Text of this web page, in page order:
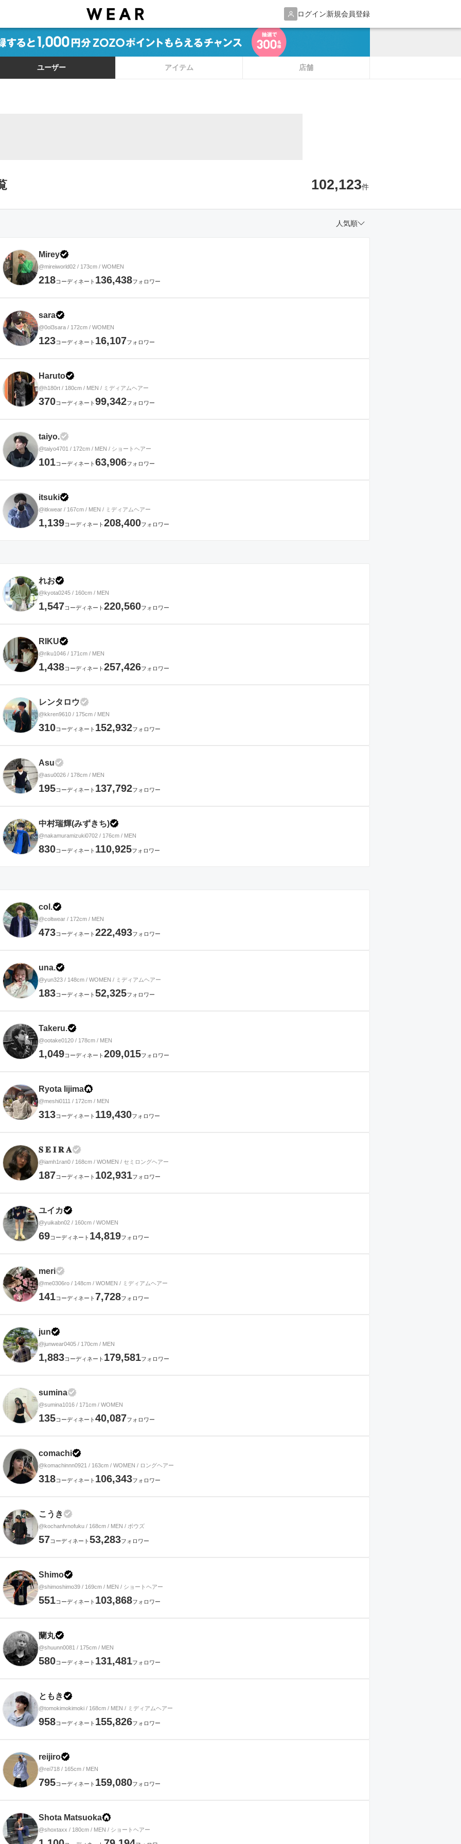
ログイン新規会員登録
ユーザー アイテム 店舗
102,123件
人気順
Mirey
@mireiworld02 / 173cm / WOMEN
218コーディネート 136,438フォロワー
sara
@0ol3sara / 172cm / WOMEN
123コーディネート 16,107フォロワー
Haruto
@h180rt / 180cm / MEN / ミディアムヘアー
370コーディネート99,342フォロワー
taiyo.
@taiyo4701 / 172cm / MEN / ショートヘアー
101コーディネート63,906フォロワー
itsuki
@itkwear / 167cm / MEN / ミディアムヘアー
1,139コーディネート208,400フォロワー
れお
@kyota0245 / 160cm / MEN
1,547コーディネート220,560フォロワー
RIKU
@riku1046 / 171cm / MEN
1,438コーディネート257,426フォロワー
レンタロウ
@kkren9610 / 175cm / MEN
310コーディネート 152,932フォロワー
Asu
@asu0026 / 178cm / MEN
195コーディネート 137,792フォロワー
中村瑞輝(みずきち)
@nakamuramizuki0702 / 176cm / MEN
830コーディネート 110,925フォロワー
col.
@coltwear / 172cm / MEN
473コーディネート222,493フォロワー
una.
@yun323 / 148cm / WOMEN / ミディアムヘアー
183コーディネート52,325フォロワー
Takeru.
@ootake0120 / 178cm / MEN
1,049コーディネート209,015フォロワー
Ryota Iijima
@meshi0111 / 172cm / MEN
313コーディネート 119,430フォロワー
𝐒 𝐄 𝐈 𝐑 𝐀
@iamh1ran0 / 168cm / WOMEN / セミロングヘアー
187コーディネート 102,931フォロワー
ユイカ
@yuikabn02 / 160cm / WOMEN
69コーディネート 14,819フォロワー
meri
@me0306ro / 148cm / WOMEN / ミディアムヘアー
141コーディネート7,728フォロワー
jun
@junwear0405 / 170cm / MEN
1,883コーディネート 179,581フォロワー
sumina
@sumina1016 / 171cm / WOMEN
135コーディネート40,087フォロワー
comachi
@komachinnn0921 / 163cm / WOMEN / ロングヘアー
318コーディネート 106,343フォロワー
こうき
@kochanfvnofuku / 168cm / MEN / ボウズ
57コーディネート53,283フォロワー
Shimo
@shimoshimo39 / 169cm / MEN / ショートヘアー
551コーディネート 103,868フォロワー
蘭丸
@shuunn0081 / 175cm / MEN
580コーディネート 131,481フォロワー
ともき
@tomokimokimoki / 168cm / MEN / ミディアムヘアー
958コーディネート 155,826フォロワー
reijiro
@rei718 / 165cm / MEN
795コーディネート 159,080フォロワー
Shota Matsuoka
@shoxtaxx / 180cm / MEN / ショートヘアー